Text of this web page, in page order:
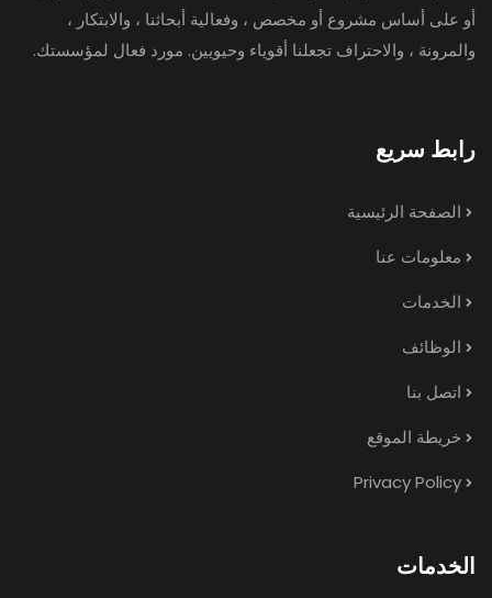
أو على أساس مشروع أو مخصص ، وفعالية أبحاثنا ، والابتكار ،
والمرونة ، والاحتراف تجعلنا أقوياء وحيويين. مورد فعال لمؤسستك.
رابط سريع
الصفحة الرئيسية
معلومات عنا
الخدمات
الوظائف
اتصل بنا
خريطة الموقع
الخدمات